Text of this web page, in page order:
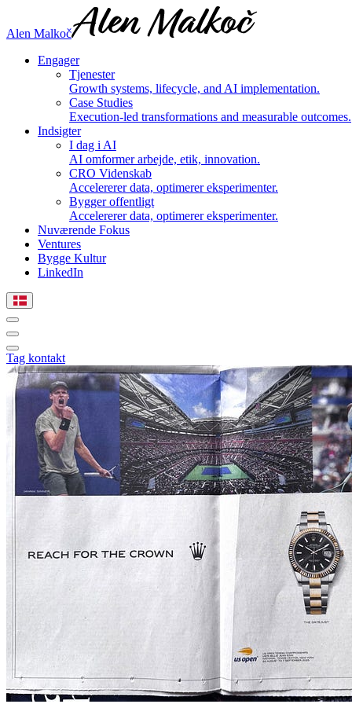
Alen Malkoč
Engager
Tjenester
Growth systems, lifecycle, and AI implementation.
Case Studies
Execution-led transformations and measurable outcomes.
Indsigter
I dag i AI
AI omformer arbejde, etik, innovation.
CRO Videnskab
Accelererer data, optimerer eksperimenter.
Bygger offentligt
Accelererer data, optimerer eksperimenter.
Nuværende Fokus
Ventures
Bygge Kultur
LinkedIn
Tag kontakt